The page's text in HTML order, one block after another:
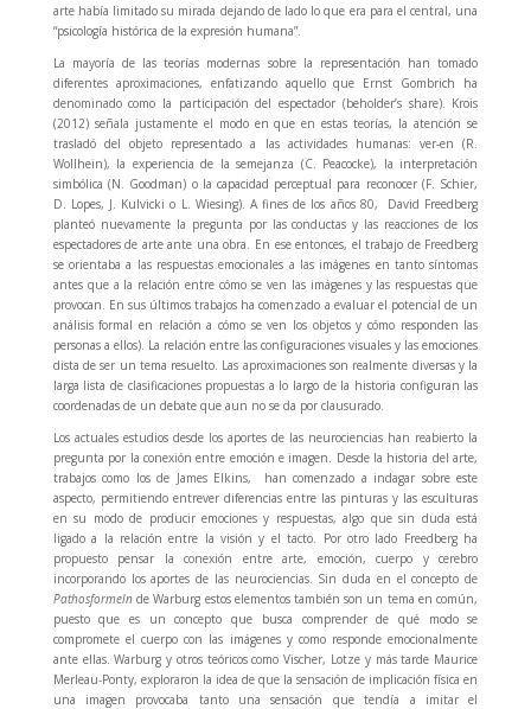
arte había limitado su mirada dejando de lado lo que era para el central, una
“psicología histórica de la expresión humana”.
La mayoría de las teorías modernas sobre la representación han tomado
diferentes aproximaciones, enfatizando aquello que Ernst Gombrich ha
denominado como la participación del espectador (beholder’s share). Krois
(2012) señala justamente el modo en que en estas teorías, la atención se
trasladó del objeto representado a las actividades humanas: ver-en (R.
Wollhein), la experiencia de la semejanza (C. Peacocke), la interpretación
simbólica (N. Goodman) o la capacidad perceptual para reconocer (F. Schier,
D. Lopes, J. Kulvicki o L. Wiesing). A fines de los años 80, David Freedberg
planteó nuevamente la pregunta por las conductas y las reacciones de los
espectadores de arte ante una obra. En ese entonces, el trabajo de Freedberg
se orientaba a las respuestas emocionales a las imágenes en tanto síntomas
antes que a la relación entre cómo se ven las imágenes y las respuestas que
provocan. En sus últimos trabajos ha comenzado a evaluar el potencial de un
análisis formal en relación a cómo se ven los objetos y cómo responden las
personas a ellos). La relación entre las configuraciones visuales y las emociones
dista de ser un tema resuelto. Las aproximaciones son realmente diversas y la
larga lista de clasificaciones propuestas a lo largo de la historia configuran las
coordenadas de un debate que aun no se da por clausurado.
Los actuales estudios desde los aportes de las neurociencias han reabierto la
pregunta por la conexión entre emoción e imagen. Desde la historia del arte,
trabajos como los de James Elkins, han comenzado a indagar sobre este
aspecto, permitiendo entrever diferencias entre las pinturas y las esculturas
en su modo de producir emociones y respuestas, algo que sin duda está
ligado a la relación entre la visión y el tacto. Por otro lado Freedberg ha
propuesto pensar la conexión entre arte, emoción, cuerpo y cerebro
incorporando los aportes de las neurociencias. Sin duda en el concepto de
Pathosformelnde Warburg estos elementos también son un tema en común,
puesto que es un concepto que busca comprender de qué modo se
compromete el cuerpo con las imágenes y como responde emocionalmente
ante ellas. Warburg y otros teóricos como Vischer, Lotze y más tarde Maurice
Merleau-Ponty, exploraron la idea de que la sensación de implicación física en
una imagen provocaba tanto una sensación que tendía a imitar el